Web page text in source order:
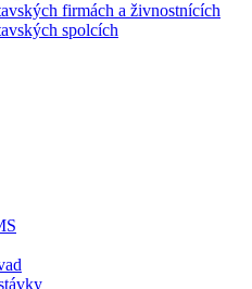
firmách a živnostnících
spolcích